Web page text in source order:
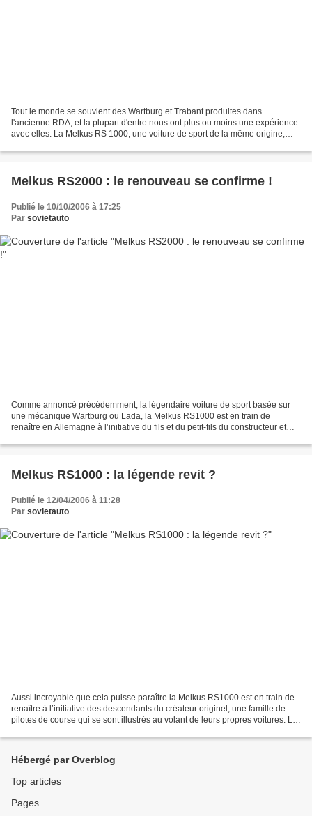
Tout le monde se souvient des Wartburg et Trabant produites dans
l'ancienne RDA, et la plupart d'entre nous ont plus ou moins une expérience
avec elles. La Melkus RS 1000, une voiture de sport de la même origine,
Melkus RS2000 : le renouveau se confirme !
Publié le 10/10/2006 à 17:25
Par sovietauto
Comme annoncé précédemment, la légendaire voiture de sport basée sur
une mécanique Wartburg ou Lada, la Melkus RS1000 est en train de
renaître en Allemagne à l’initiative du fils et du petit-fils du constructeur et
Melkus RS1000 : la légende revit ?
Publié le 12/04/2006 à 11:28
Par sovietauto
Aussi incroyable que cela puisse paraître la Melkus RS1000 est en train de
renaître à l’initiative des descendants du créateur originel, une famille de
pilotes de course qui se sont illustrés au volant de leurs propres voitures. La
Hébergé par Overblog
Top articles
Pages